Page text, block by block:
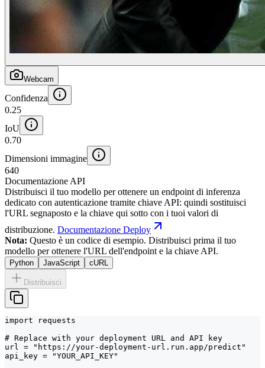
Webcam
Confidenza
0.25
IoU
0.70
Dimensioni immagine
640
Documentazione API
Distribuisci il tuo modello per ottenere un endpoint di inferenza
dedicato con autenticazione tramite chiave API: quindi sostituisci
l'URL segnaposto e la chiave qui sotto con i tuoi valori di
distribuzione. Documentazione Deploy
Nota: Questo è un codice di esempio. Distribuisci prima il tuo
modello per ottenere l'URL dell'endpoint e la chiave API.
Python JavaScript cURL
Distribuisci
import requests
# Replace with your deployment URL and API key
url = "https://your-deployment-url.run.app/predict"
api_key = "YOUR_API_KEY"